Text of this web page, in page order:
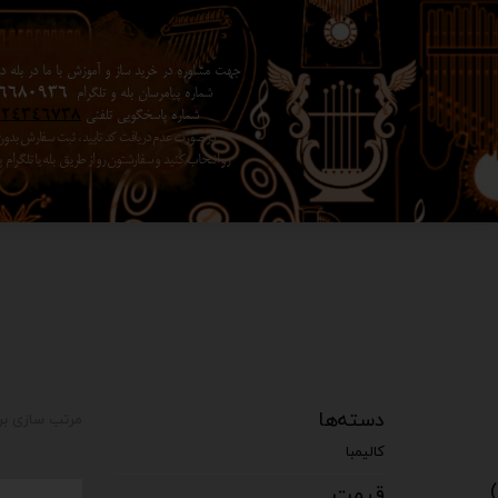
جهت مشاوره در خرید ساز و آموزش با ما در بله در
شماره پیامرسان بله و تلگرام
شماره پاسخگویی تلفنی
در صورت عدم دریافت کد تایید ، ثبت سفارش
رو انتخاب کنید ​​​​​​​ و سفارشتون رو از طریق بله یا
دسته‌ها
کالیمبا